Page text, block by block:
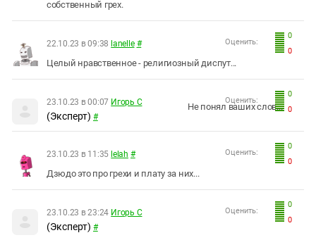
собственный грех.
0
0
Оценить:
22.10.23 в 09:38 lanelle #
Целый нравственное - религиозный диспут...
0
0
Оценить:
23.10.23 в 00:07 Игорь С
(Эксперт) #
Не понял ваших слов...
0
0
Оценить:
23.10.23 в 11:35 lelah #
Дзюдо это про грехи и плату за них...
0
0
Оценить:
23.10.23 в 23:24 Игорь С
(Эксперт) #